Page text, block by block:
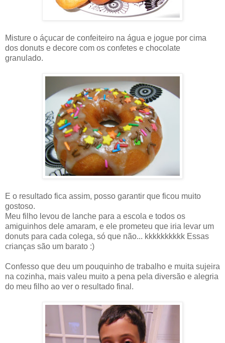
Misture o áçucar de confeiteiro na água e jogue por cima
dos donuts e decore com os confetes e chocolate
granulado.
E o resultado fica assim, posso garantir que ficou muito
gostoso.
Meu filho levou de lanche para a escola e todos os
amiguinhos dele amaram, e ele prometeu que iria levar um
donuts para cada colega, só que não... kkkkkkkkkk Essas
crianças são um barato :)
Confesso que deu um pouquinho de trabalho e muita sujeira
na cozinha, mais valeu muito a pena pela diversão e alegria
do meu filho ao ver o resultado final.